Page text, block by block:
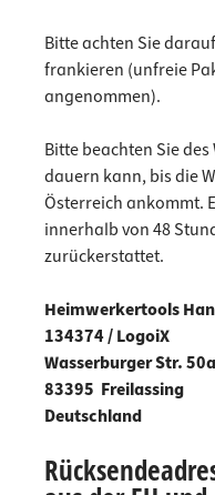
Bitte achten Sie
frankieren (unfreie
angenommen).
Bitte beachten Sie
dauern kann, bis die
Österreich ankommt.
innerhalb von 48
zurückerstattet.
Heimwerkertools
134374 / LogoiX
Wasserburger Str. 50a
83395 Freilassing
Deutschland